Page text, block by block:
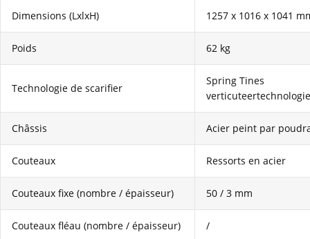
Dimensions (LxlxH) 1257 x 1016 x 1041
Poids 62 kg
Technologie de scarifier
Spring Tines
Châssis Acier peint par
Couteaux Ressorts en acier
Couteaux fixe (nombre / épaisseur) 50 / 3 mm
Couteaux fléau (nombre / épaisseur) /